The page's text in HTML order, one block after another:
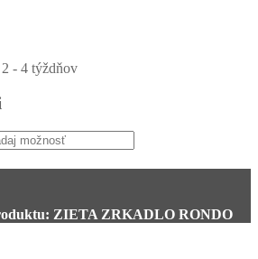
- 4 týždňov
ZIETA ZRKADLO RONDO